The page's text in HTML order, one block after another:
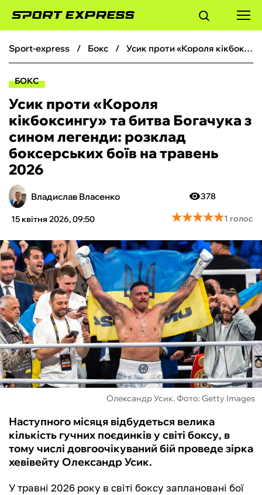
ФУТБОЛ
БОКС
ХОКЕЙ
ТЕНІС
КІБЕРСПОРТ
ЧС-2026
ФУТЗАЛ
ІНШІ
БУКМЕКЕРИ
sport-express бокс Усик проти «Короля кікбоксингу» та битва Богачука з сином легенди: розклад боксерських боїв на травень 2026
БОКС
Усик проти «Короля
кікбоксингу» та битва Богачука з
сином легенди: розклад
боксерських боїв на травень
2026
Владислав Власенко
15 квітня 2026, 09:50
378
★★★★★
★★★★★1 голос
Олександр Усик. Фото: Getty Images
Наступного місяця відбудеться велика
кількість гучних поєдинків у світі боксу, в
тому числі довгоочікуваний бій проведе зірка
хевівейту Олександр Усик.
У травні 2026 року в світі боксу заплановані бої